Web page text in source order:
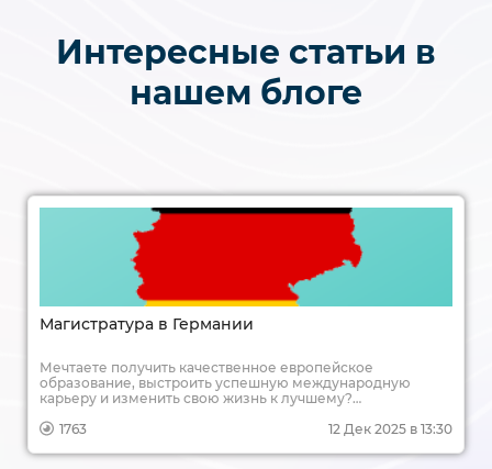
Интересные статьи в
нашем блоге
Магистратура в Германии
Мечтаете получить качественное европейское
образование, выстроить успешную международную
карьеру и изменить свою жизнь к лучшему?
и доступных путей для достижения этих целей. Учеба в
перспективы трудоустройства в ведущих компаниях — все
1763 12 Дек 2025 в 13:30